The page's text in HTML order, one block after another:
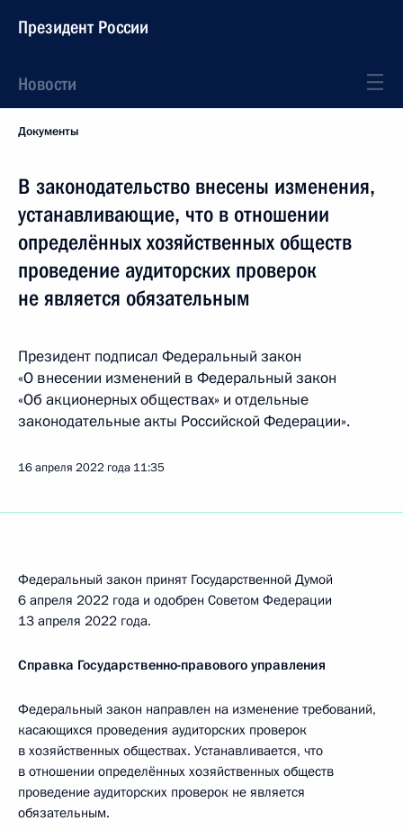
Президент России
Новости
Документы
В законодательство внесены изменения,
устанавливающие, что в отношении
определённых хозяйственных обществ
проведение аудиторских проверок
не является обязательным
Президент подписал Федеральный закон
«О внесении изменений в Федеральный закон
«Об акционерных обществах» и отдельные
законодательные акты Российской Федерации».
16 апреля 2022 года 11:35
Федеральный закон принят Государственной Думой
6 апреля 2022 года и одобрен Советом Федерации
13 апреля 2022 года.
Справка Государственно-правового управления
Федеральный закон направлен на изменение требований,
касающихся проведения аудиторских проверок
в хозяйственных обществах. Устанавливается, что
в отношении определённых хозяйственных обществ
проведение аудиторских проверок не является
обязательным.